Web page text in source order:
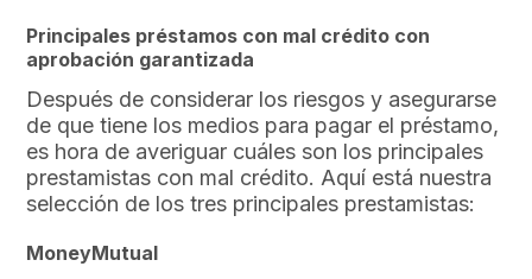
Principales préstamos con mal crédito con
aprobación garantizada
Después de considerar los riesgos y asegurarse
de que tiene los medios para pagar el préstamo,
es hora de averiguar cuáles son los principales
prestamistas con mal crédito. Aquí está nuestra
selección de los tres principales prestamistas:
MoneyMutual